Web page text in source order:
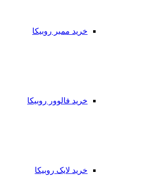
خرید ممبر روبیکا
خرید فالوور روبیکا
خرید لایک روبیکا